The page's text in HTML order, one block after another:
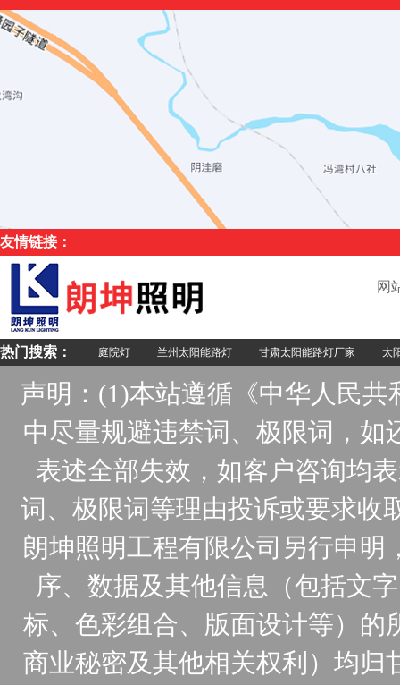
友情链接：
网
热门搜索： 庭院灯 兰州太阳能路灯 甘肃太阳能路灯厂家 太
声明：(1)本站遵循《中华人民
中尽量规避违禁词、极限词，
表述全部失效，如客户咨询均
词、极限词等理由投诉或要求收
朗坤照明工程有限公司另行申
序、数据及其他信息（包括文
标、色彩组合、版面设计等）的
商业秘密及其他相关权利）均归